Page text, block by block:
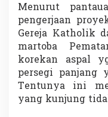
l
a
n
T
m
b
a
l
S
Menurut
pengerjaan
Gereja Katholik
martoba
korekan aspal
persegi panjang
Tentunya ini
yang kunjung